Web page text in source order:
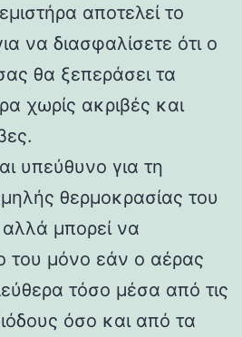
αποτελεί το
να διασφαλίσετε ότι ο
θα ξεπεράσει τα
χωρίς ακριβές και
υπεύθυνο για τη
θερμοκρασίας του
μπορεί να
του μόνο εάν ο αέρας
τόσο μέσα από τις
όσο και από τα